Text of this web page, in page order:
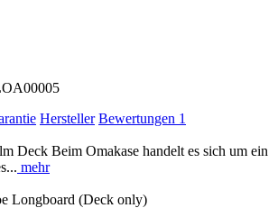
Hersteller Bewertungen 1
Deck Beim Omakase handelt es sich um ein
mehr
Longboard (Deck only)